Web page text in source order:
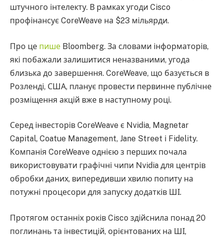
штучного інтелекту. В рамках угоди Cisco
профінансує CoreWeave на $23 мільярди.
Про це пише Bloomberg. За словами інформаторів,
які побажали залишитися неназваними, угода
близька до завершення. CoreWeave, що базується в
Розленді, США, планує провести первинне публічне
розміщення акцій вже в наступному році.
Серед інвесторів CoreWeave є Nvidia, Magnetar
Capital, Coatue Management, Jane Street і Fidelity.
Компанія CoreWeave однією з перших почала
використовувати графічні чипи Nvidia для центрів
обробки даних, випередивши хвилю попиту на
потужні процесори для запуску додатків ШІ.
Протягом останніх років Cisco здійснила понад 20
поглинань та інвестицій, орієнтованих на ШІ,